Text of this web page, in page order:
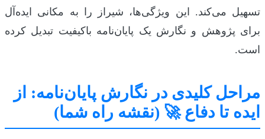
تسهیل می‌کند. این ویژگی‌ها، شیراز را به مکانی ایده‌آل
برای پژوهش و نگارش یک پایان‌نامه باکیفیت تبدیل کرده
است.
مراحل کلیدی در نگارش پایان‌نامه: از
ایده تا دفاع 🚀 (نقشه راه شما)